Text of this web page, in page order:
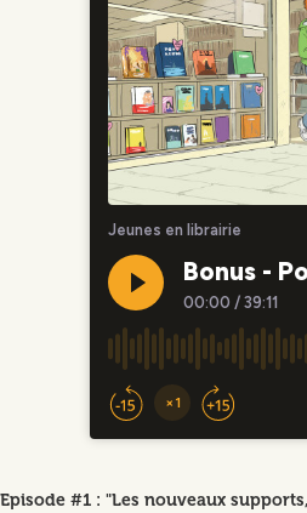
Episode #1 : "Les nouveaux